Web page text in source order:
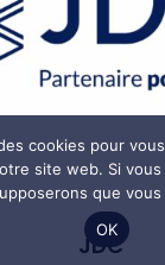
JDC
cookies pour
site web. Si
que
OK